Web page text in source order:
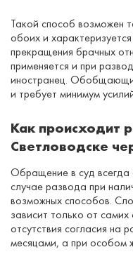
Такой способ возможен
обоих и
прекращения брачных
применяется и при
иностранец.
и требует минимум
Как происходит
Светловодске
Обращение в суд всегда
случае развода при
возможных способов.
зависит только от
отсутствия согласия на
месяцами, а при особом